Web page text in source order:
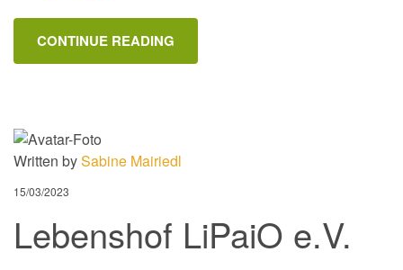
CONTINUE READING
Written bySabine Mairiedl
15/03/2023
Lebenshof LiPaiO e.V.